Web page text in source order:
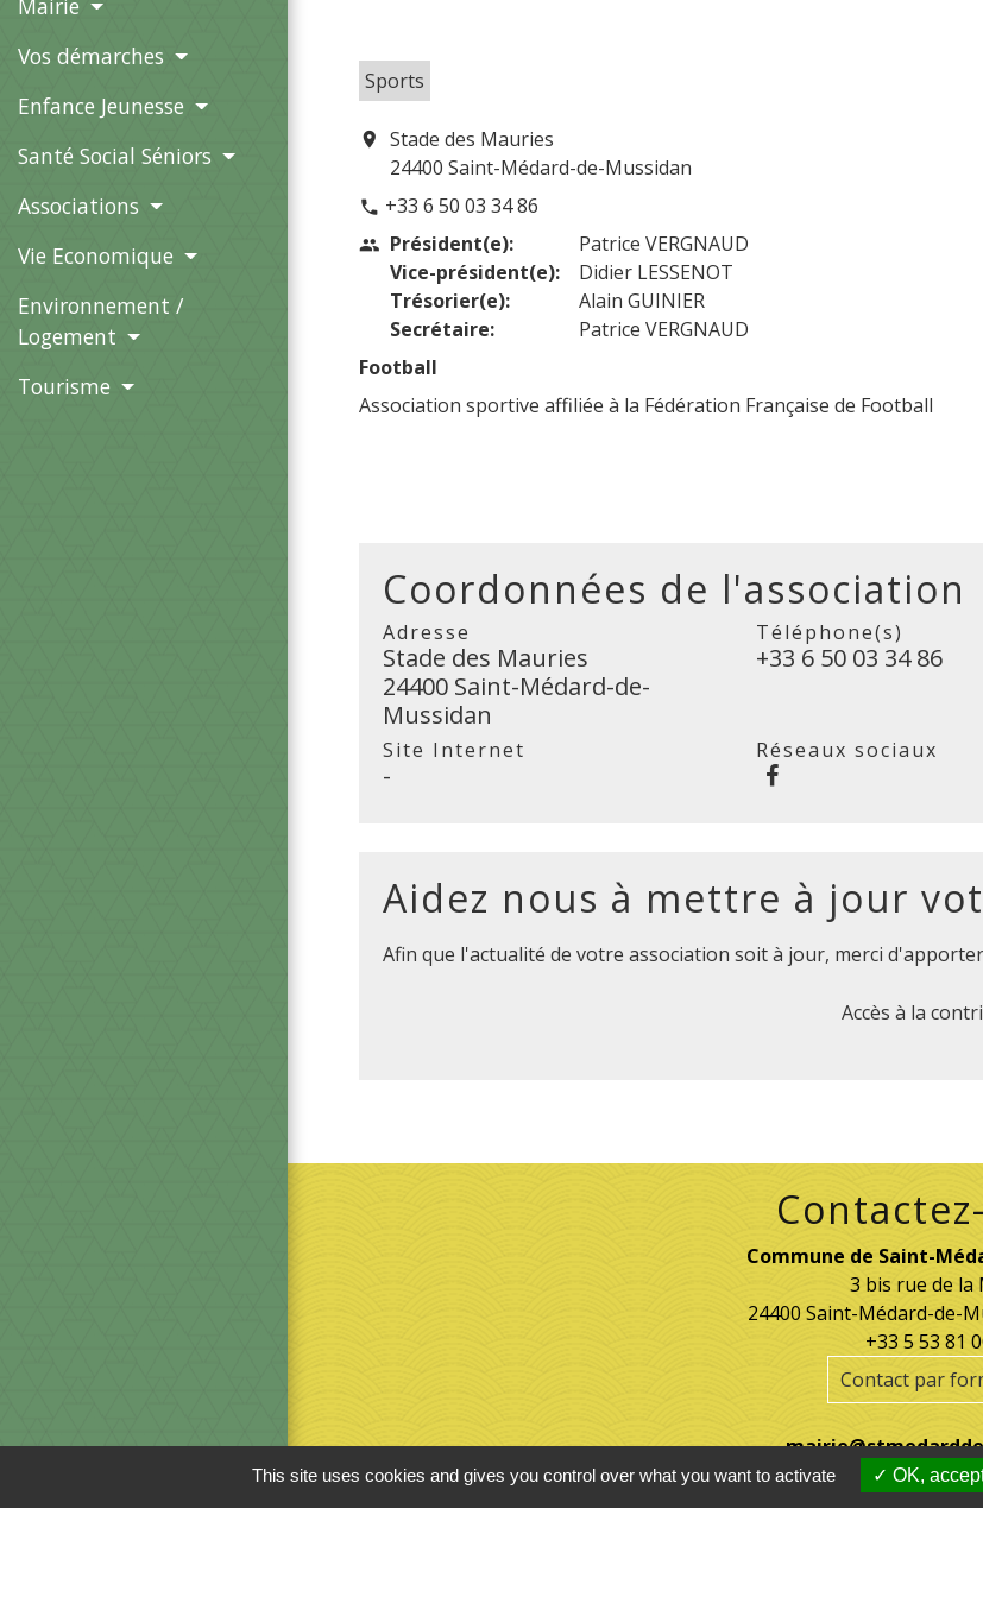
Mairie
Vos démarches
Enfance Jeunesse
Santé Social Séniors
Associations
Vie Economique
Environnement /
Logement
Tourisme
Sports
location_on
Stade des Mauries
24400 Saint-Médard-de-Mussidan
phone +33 6 50 03 34 86
people Président(e):
Vice-président(e):
Trésorier(e):
Secrétaire:
Patrice VERGNAUD
Didier LESSENOT
Alain GUINIER
Patrice VERGNAUD
Football
Association sportive affiliée à la Fédération Française de Football
Coordonnées de l'association
Adresse
Stade des Mauries
24400 Saint-Médard-de-
Mussidan
Téléphone(s)
+33 6 50 03 34 86
Site Internet
-
Réseaux sociaux
Aidez nous à mettre à jour
Afin que l'actualité de votre association soit à jour, merci
Accès à la
Commune de Saint-
3 bis rue de la
24400 Saint-Médard-de-
+33 5 53 81
Contact par
This site uses cookies and gives you control over what you want to activate OK, accept